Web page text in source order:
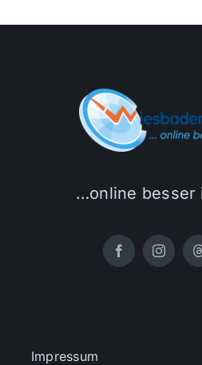
…online besser
Impressum